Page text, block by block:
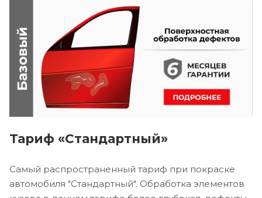
Тариф «Стандартный»
Самый распространенный тариф при покраске
автомобиля "Стандартный". Обработка элементов